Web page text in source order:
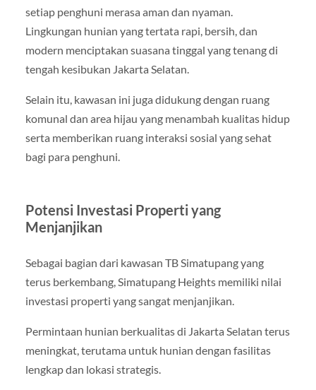
setiap penghuni merasa aman dan nyaman.
Lingkungan hunian yang tertata rapi, bersih, dan
modern menciptakan suasana tinggal yang tenang di
tengah kesibukan Jakarta Selatan.
Selain itu, kawasan ini juga didukung dengan ruang
komunal dan area hijau yang menambah kualitas hidup
serta memberikan ruang interaksi sosial yang sehat
bagi para penghuni.
Potensi Investasi Properti yang
Menjanjikan
Sebagai bagian dari kawasan TB Simatupang yang
terus berkembang, Simatupang Heights memiliki nilai
investasi properti yang sangat menjanjikan.
Permintaan hunian berkualitas di Jakarta Selatan terus
meningkat, terutama untuk hunian dengan fasilitas
lengkap dan lokasi strategis.